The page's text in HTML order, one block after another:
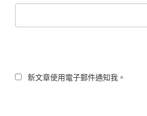
新文章使用電子郵件通知我。